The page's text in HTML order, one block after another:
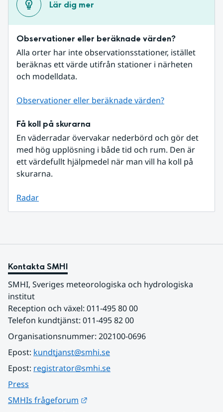
Lär dig mer
Observationer eller beräknade värden?
Alla orter har inte observationsstationer, istället
beräknas ett värde utifrån stationer i närheten
och modelldata.
Observationer eller beräknade värden?
Få koll på skurarna
En väderradar övervakar nederbörd och gör det
med hög upplösning i både tid och rum. Den är
ett värdefullt hjälpmedel när man vill ha koll på
skurarna.
Radar
Kontakta SMHI
SMHI, Sveriges meteorologiska och hydrologiska
institut
Reception och växel: 011-495 80 00
Telefon kundtjänst: 011-495 82 00
Organisationsnummer: 202100-0696
Epost: kundtjanst@smhi.se
Epost: registrator@smhi.se
Press
SMHIs frågeforum